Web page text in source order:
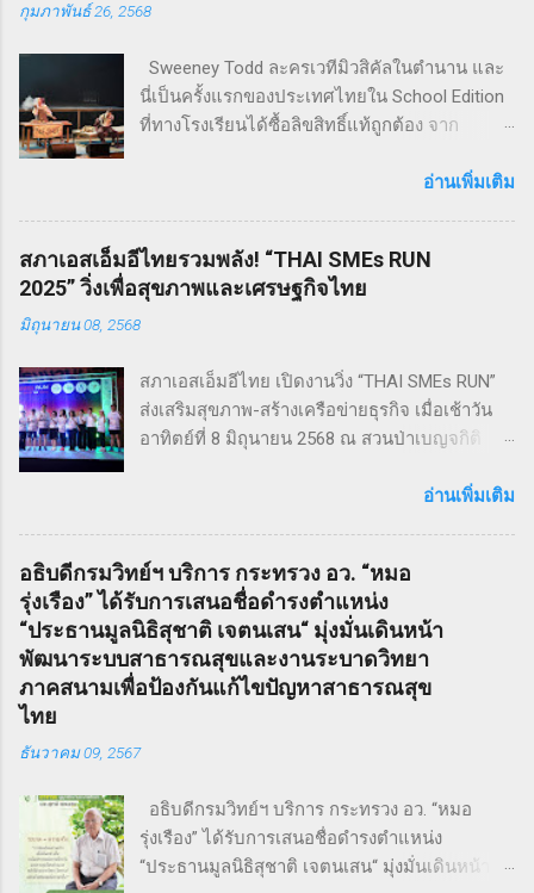
กุมภาพันธ์ 26, 2568
Sweeney Todd ละครเวทีมิวสิคัลในตำนาน และ
นี่เป็นครั้งแรกของประเทศไทยใน School Edition
ที่ทางโรงเรียนได้ซื้อลิขสิทธิ์แท้ถูกต้อง จาก
ขวัญ ฆาตกรรม ทำให้เหมาะกับผู้แสดง โดย
!! โดยเลือกเป็น School Edition ที่ลดบทให้ดู
เหมาะสม แต่ยังคงไว้ซึ่งความเข้มข้น! กำกับการ
แสดงโดย ดำเกิง ฐิตะปิยะศักดิ์ หรือ คุณบิ๊ก
ช่างตัดผมชาวอังกฤษ ที่สูญเสียภรรยาและลูกไป
จนเกิดเป็นความแค้นที่นำไปสู่โศกอนาถตกรรม
เลวร้ายในที่สุด โดยตัวละคร Sweeney Todd มีต้น
ความนิยมอย่างต่อเนื่อง ซึ่งรู้จักกันในชื่อ Penny
ฤดูหนาวของปี ค.ศ. 1846 – 1847 เรื่องราวของ
Sweeney Todd ยังเคยถูกนำไปดัดแปลงเป็น
ภาพยนตร์เพลงด้วยชื่อเดียวกันในปี ค.ศ. 2007
หรือ พ.ศ. 2550 ซึ่งกำกับโดย Timothy Walter
Burt...
อ่านเพิ่มเติม
สภาเอสเอ็มอีไทยรวมพลัง! “THAI SMEs RUN
2025” วิ่งเพื่อสุขภาพและเศรษฐกิจไทย
มิถุนายน 08, 2568
สภาเอสเอ็มอีไทย เปิดงานวิ่ง “THAI SMEs RUN”
ส่งเสริมสุขภาพ-สร้างเครือข่ายธุรกิจ เมื่อเช้าวัน
อาทิตย์ที่ 8 มิถุนายน 2568 ณ สวนป่าเบญจกิติ
ไทย (สภาเอสเอ็มอีไทย) จัดงานวิ่งมินิมาราธอน
ข่ายธุรกิจระหว่าง ผู้ประกอบการ SMEs และ
ประชาชน ทั่วไป ภายใต้แนวคิด “We Go We
Grow We Goal” ที่เน้นการก้าวไปข้างหน้า เติบโต
อย่างมั่นคง และมุ่งสู่เป้าหมายร่วมกัน งานวิ่ง THAI
SMEs RUN: สุขภาพดี เครือข่ายแน่น งานนี้เต็มไป
Marathon (9 กม.) และ Fun Run (4.5 กม.) ผู้เข้า
ลุ้นถ้วยรางวัล Overall สำหรับผู้เข้าเส้นชัยอันดับ
ต้น ๆ นอกจากส่งเสริมสุขภาพ งานนี้ยังเป็นเวที
สำคัญสำหรับ การสร้างเครือข่ายธุรกิจ แลก
อ่านเพิ่มเติม
อธิบดีกรมวิทย์ฯ บริการ กระทรวง อว. “หมอ
รุ่งเรือง” ได้รับการเสนอชื่อดำรงตำแหน่ง
“ประธานมูลนิธิสุชาติ เจตนเสน“ มุ่งมั่นเดินหน้า
พัฒนาระบบสาธารณสุขและงานระบาดวิทยา
ภาคสนามเพื่อป้องกันแก้ไขปัญหาสาธารณสุข
ไทย
ธันวาคม 09, 2567
อธิบดีกรมวิทย์ฯ บริการ กระทรวง อว. “หมอ
รุ่งเรือง” ได้รับการเสนอชื่อดำรงตำแหน่ง
“ประธานมูลนิธิสุชาติ เจตนเสน“ มุ่งมั่นเดินหน้า